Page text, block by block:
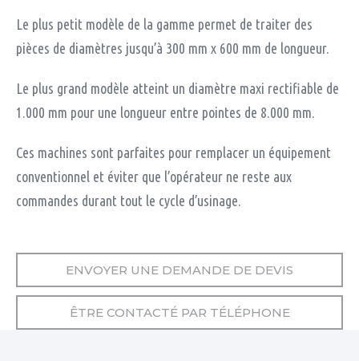
Le plus petit modèle de la gamme permet de traiter des
pièces de diamètres jusqu’à 300 mm x 600 mm de longueur.
Le plus grand modèle atteint un diamètre maxi rectifiable de
1.000 mm pour une longueur entre pointes de 8.000 mm.
Ces machines sont parfaites pour remplacer un équipement
conventionnel et éviter que l’opérateur ne reste aux
commandes durant tout le cycle d’usinage.
ENVOYER UNE DEMANDE DE DEVIS
ÊTRE CONTACTÉ PAR TÉLÉPHONE
certaines
pourraient